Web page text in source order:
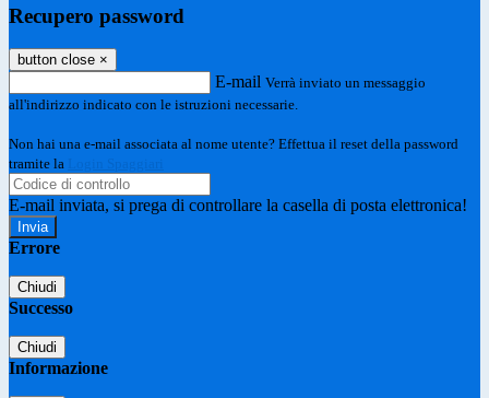
Recupero password
button close ×
E-mail Verrà inviato un messaggio
all'indirizzo indicato con le istruzioni necessarie.
Non hai una e-mail associata al nome utente? Effettua il reset della password
tramite la
Login Spaggiari
E-mail inviata, si prega di controllare la casella di posta elettronica!
Errore
Chiudi
Successo
Chiudi
Informazione